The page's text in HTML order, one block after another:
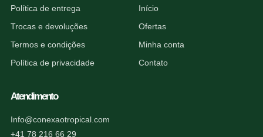
Política de entrega
Trocas e devoluções
Termos e condições
Política de privacidade
Início
Ofertas
Minha conta
Contato
Atendimento
Info@conexaotropical.com
+41 78 216 66 29